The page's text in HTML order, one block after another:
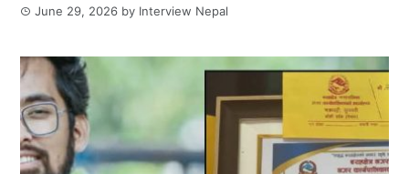
June 29, 2026 by Interview Nepal